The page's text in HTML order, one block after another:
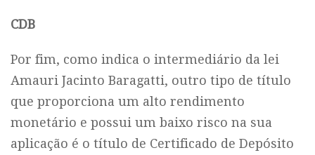
CDB
Por fim, como indica o intermediário da lei
Amauri Jacinto Baragatti, outro tipo de título
que proporciona um alto rendimento
monetário e possui um baixo risco na sua
aplicação é o título de Certificado de Depósito